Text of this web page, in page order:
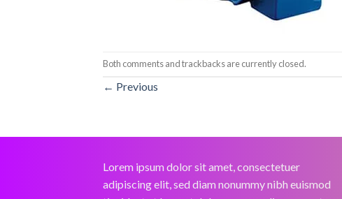
Both comments and trackbacks are currently closed.
← Previous
Lorem ipsum dolor sit amet, consectetuer
adipiscing elit, sed diam nonummy nibh euismod